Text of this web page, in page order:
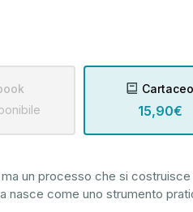
Cartaceo
15,90€
un processo che si costruisce
nasce come uno strumento